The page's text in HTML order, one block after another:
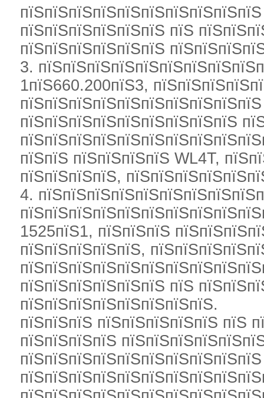
пїЅпїЅпїЅпїЅпїЅпїЅ пїЅ
пїЅпїЅпїЅпїЅпїЅпїЅ
3.
1пїЅ660.200пїЅ3,
пїЅпїЅпїЅпїЅпїЅпїЅпїЅпїЅпїЅ
пїЅпїЅ пїЅпїЅпїЅпїЅ WL4T,
пїЅпїЅпїЅпїЅ,
4.
1525пїЅ1, пїЅпїЅпїЅ
пїЅпїЅпїЅпїЅпїЅ,
пїЅпїЅпїЅпїЅпїЅпїЅ пїЅ
пїЅпїЅпїЅпїЅпїЅпїЅпїЅпїЅ.
пїЅпїЅпїЅ пїЅпїЅпїЅпїЅпїЅ пїЅ
пїЅпїЅпїЅпїЅ
пїЅпїЅпїЅпїЅпїЅпїЅпїЅпїЅпїЅпїЅ